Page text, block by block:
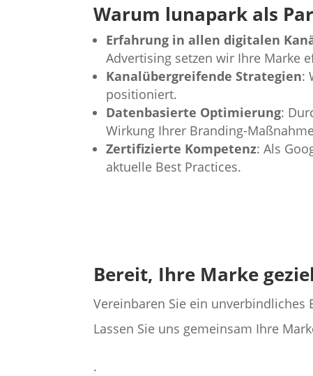
Warum lunapark als
Erfahrung in allen digitalen
Advertising setzen wir Ihre Marke
Kanalübergreifende Strategien:
positioniert.
Datenbasierte Optimierung:
Wirkung Ihrer Branding-
Zertifizierte Kompetenz: Als
aktuelle Best Practices.
Bereit, Ihre Marke
Vereinbaren Sie ein unverbindliches
Lassen Sie uns gemeinsam Ihre
.